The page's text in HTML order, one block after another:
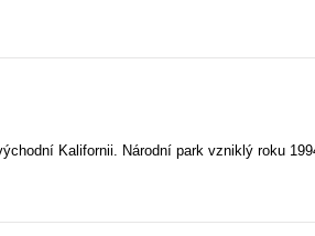
Kalifornii. Národní park vzniklý roku